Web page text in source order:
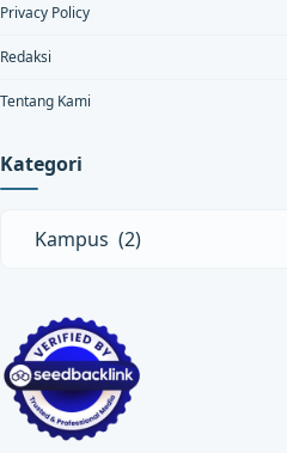
Privacy Policy
Redaksi
Tentang Kami
Kategori